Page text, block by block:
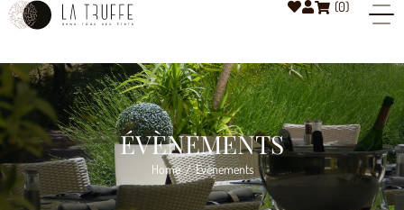
(0)
ÉVÈNEMENTS
Home / Évènements